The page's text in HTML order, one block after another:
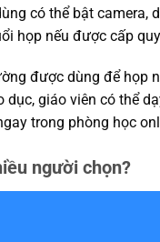
có thể bật camera,
họp nếu được cấp
được dùng để họp
dục, giáo viên có thể
trong phòng học
người chọn?